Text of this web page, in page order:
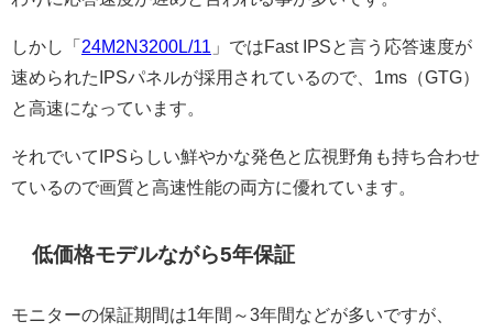
しかし「 24M2N3200L/11
」ではFast IPSと言う応答速度が
速められたIPSパネルが採用されているので、1ms（GTG）
と高速になっています。
それでいてIPSらしい鮮やかな発色と広視野角も持ち合わせ
ているので画質と高速性能の両方に優れています。
低価格モデルながら5年保証
モニターの保証期間は1年間～3年間などが多いですが、